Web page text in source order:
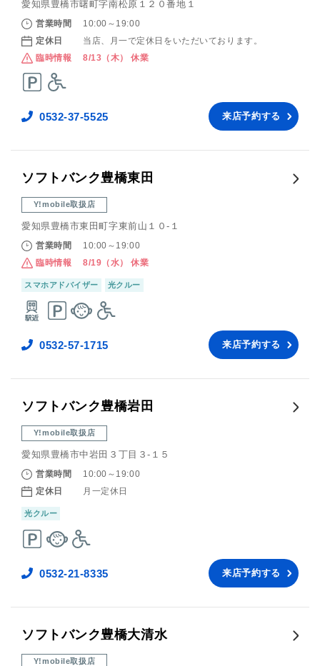
愛知県豊橋市曙町字南松原１２０番地１
営業時間
10:00～19:00
定休日
当店、月一で定休日をいただいております。
臨時情報
8/13（木） 休業
0532-37-5525 来店予約する
ソフトバンク豊橋東田
Y!mobile取扱店
愛知県豊橋市東田町字東前山１０‐１
営業時間
10:00～19:00
臨時情報
8/19（水） 休業
スマホアドバイザー 光クルー
0532-57-1715 来店予約する
ソフトバンク豊橋岩田
Y!mobile取扱店
愛知県豊橋市中岩田３丁目３‐１５
営業時間
10:00～19:00
定休日
月一定休日
光クルー
0532-21-8335 来店予約する
ソフトバンク豊橋大清水
Y!mobile取扱店